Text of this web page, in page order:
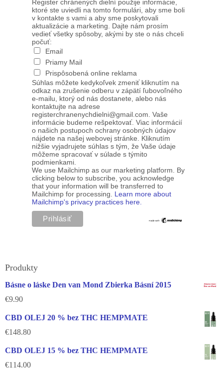
Register chránených dielní použije informácie,
ktoré ste uviedli na tomto formulári, aby sme boli
v kontakte s vami a aby sme poskytovali
aktualizácie a marketing. Dajte nám prosím
vedieť všetky spôsoby, akými by ste o nás chceli
počuť:
Email
Priamy Mail
Prispôsobená online reklama
Súhlas môžete kedykoľvek zmeniť kliknutím na
odkaz na zrušenie odberu v zápätí ľubovoľného
e-mailu, ktorý od nás dostanete, alebo nás
kontaktujte na adrese
registerchranenychdielni@gmail.com. Vaše
informácie budeme rešpektovať. Viac informácií
o našich postupoch ochrany osobných údajov
nájdete na našej webovej stránke. Kliknutím
nižšie vyjadrujete súhlas s tým, že Vaše údaje
môžeme spracovať v súlade s týmito
podmienkami.
We use Mailchimp as our marketing platform. By
clicking below to subscribe, you acknowledge
that your information will be transferred to
Mailchimp for processing. Learn more about
Mailchimp's privacy practices here.
Produkty
Básne o láske Den van Mond Zbierka Básní 2015
€9.90
CBD OLEJ 20 % bez THC HEMPMATE
€148.80
CBD OLEJ 15 % bez THC HEMPMATE
€114.00